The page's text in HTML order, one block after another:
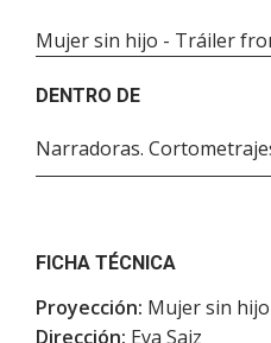
Mujer sin hijo - Tráiler
DENTRO DE
Narradoras.
FICHA TÉCNICA
Proyección: Mujer sin hijo
Dirección: Eva Saiz